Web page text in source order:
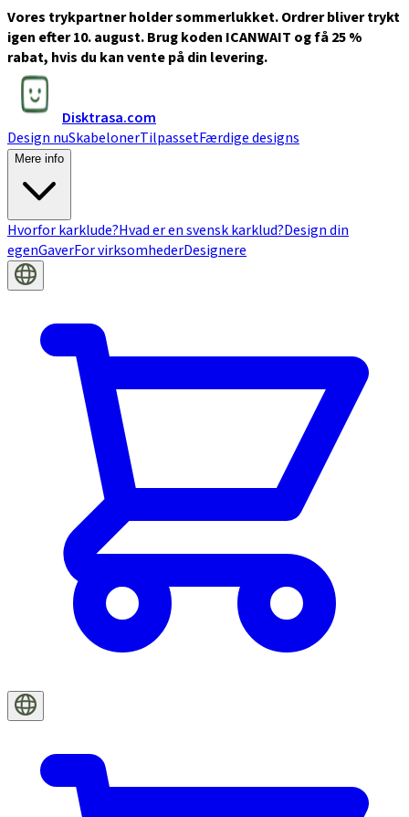
Vores trykpartner holder sommerlukket. Ordrer bliver trykt
igen efter 10. august. Brug koden ICANWAIT og få 25 %
rabat, hvis du kan vente på din levering.
Disktrasa.com
Design nuSkabelonerTilpassetFærdige designs
Mere info
Hvorfor karklude?Hvad er en svensk karklud?Design din
egenGaverFor virksomhederDesignere